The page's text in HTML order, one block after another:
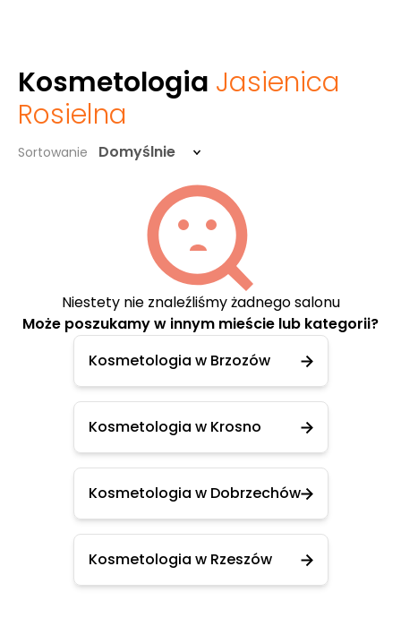
Kosmetologia Jasienica
Rosielna
Sortowanie Domyślnie
Niestety nie znaleźliśmy żadnego salonu
Może poszukamy w innym mieście lub kategorii?
Kosmetologia w Brzozów
Kosmetologia w Krosno
Kosmetologia w Dobrzechów
Kosmetologia w Rzeszów